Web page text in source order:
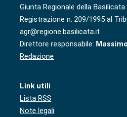
Giunta Regionale della Basilicata
Registrazione n. 209/1995 al
agr@regione.basilicata.it
Direttore responsabile:
Redazione
Link utili
Lista RSS
Note legali